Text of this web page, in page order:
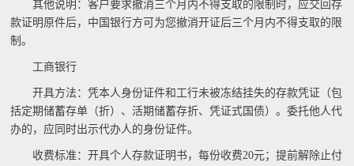
其他说明：客户要求撤消三个月内不得支取的限制时，应交回存
款证明原件后，中国银行方可为您撤消开证后三个月内不得支取的限
制。
工商银行
开具方法：凭本人身份证件和工行未被冻结挂失的存款凭证（包
括定期储蓄存单（折）、活期储蓄存折、凭证式国债）。委托他人代
办的，应同时出示代办人的身份证件。
收费标准：开具个人存款证明书，每份收费20元；提前解除止付